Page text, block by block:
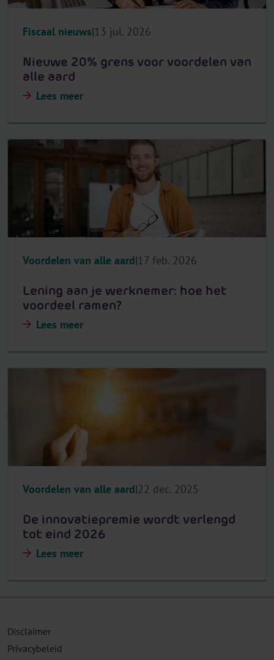
Fiscaal nieuws 13 jul. 2026
Nieuwe 20% grens voor voordelen van
alle aard
Lees meer
Voordelen van alle aard 17 feb. 2026
Lening aan je werknemer: hoe het
voordeel ramen?
Lees meer
Voordelen van alle aard 22 dec. 2025
De innovatiepremie wordt verlengd
tot eind 2026
Lees meer
Disclaimer
Privacybeleid